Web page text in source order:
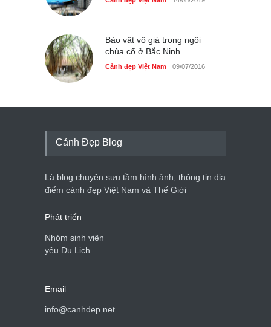
Bảo vật vô giá trong ngôi
chùa cổ ở Bắc Ninh
Cảnh đẹp Việt Nam 09/07/2016
Cảnh Đẹp Blog
Là blog chuyên sưu tầm hình ảnh, thông tin địa
điểm cảnh đẹp Việt Nam và Thế Giới
Phát triển
Nhóm sinh viên
yêu Du Lịch
Email
info@canhdep.net